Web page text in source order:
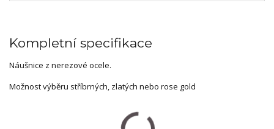
Kompletní specifikace
Náušnice z nerezové ocele.
Možnost výběru stříbrných, zlatých nebo rose gold